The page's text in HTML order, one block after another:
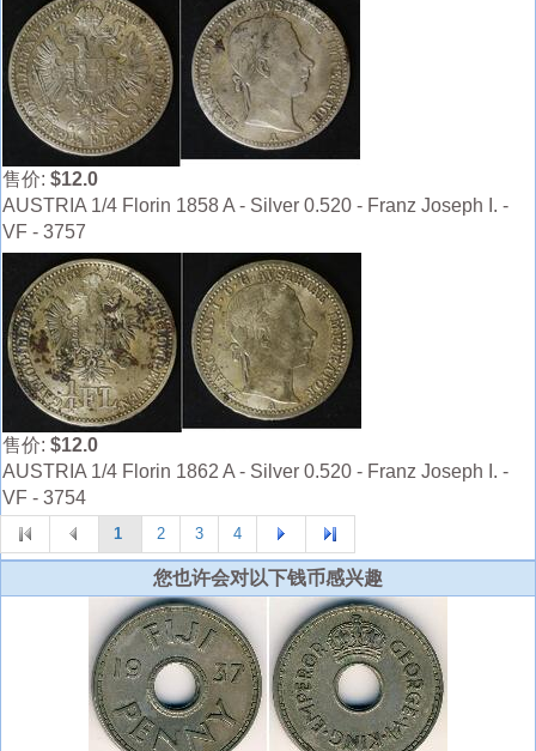
售价: $12.0
AUSTRIA 1/4 Florin 1858 A - Silver 0.520 - Franz Joseph I. -
VF - 3757
售价: $12.0
AUSTRIA 1/4 Florin 1862 A - Silver 0.520 - Franz Joseph I. -
VF - 3754
1 2 3 4
您也许会对以下钱币感兴趣